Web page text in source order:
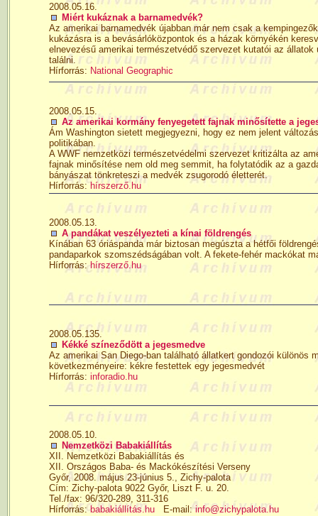
2008.05.16.
Miért kukáznak a barnamedvék?
Az amerikai barnamedvék újabban már nem csak a
kukázásra is a bevásárlóközpontok és a házak környékén
elnevezésű amerikai természetvédő szervezet kutatói az
találni.
Hírforrás: National Geographic
2008.05.15.
Az amerikai kormány fenyegetett fajnak minősítette a
Ám Washington sietett megjegyezni, hogy ez nem jelent
politikában.
A WWF nemzetközi természetvédelmi szervezet kritizálta az
fajnak minősítése nem old meg semmit, ha folytatódik az a
bányászat tönkreteszi a medvék zsugorodó életterét.
Hírforrás: hírszerző.hu
2008.05.13.
A pandákat veszélyezteti a kínai földrengés
Kínában 63 óriáspanda már biztosan megúszta a hétfői
pandaparkok szomszédságában volt. A fekete-fehér mackókat
Hírforrás:hírszerző.hu
2008.05.135.
Kékké színeződött a jegesmedve
Az amerikai San Diego-ban található állatkert gondozói
következményeire: kékre festettek egy jegesmedvét
Hírforrás: inforadio.hu
2008.05.10.
Nemzetközi Babakiállítás
XII. Nemzetközi Babakiállítás és
XII. Országos Baba- és Mackókészítési Verseny
Győr, 2008. május 23-június 5., Zichy-palota
Cím: Zichy-palota 9022 Győr, Liszt F. u. 20.
Tel./fax: 96/320-289, 311-316
Hírforrás: babakiállítás.huE-mail:info@zichypalota.hu